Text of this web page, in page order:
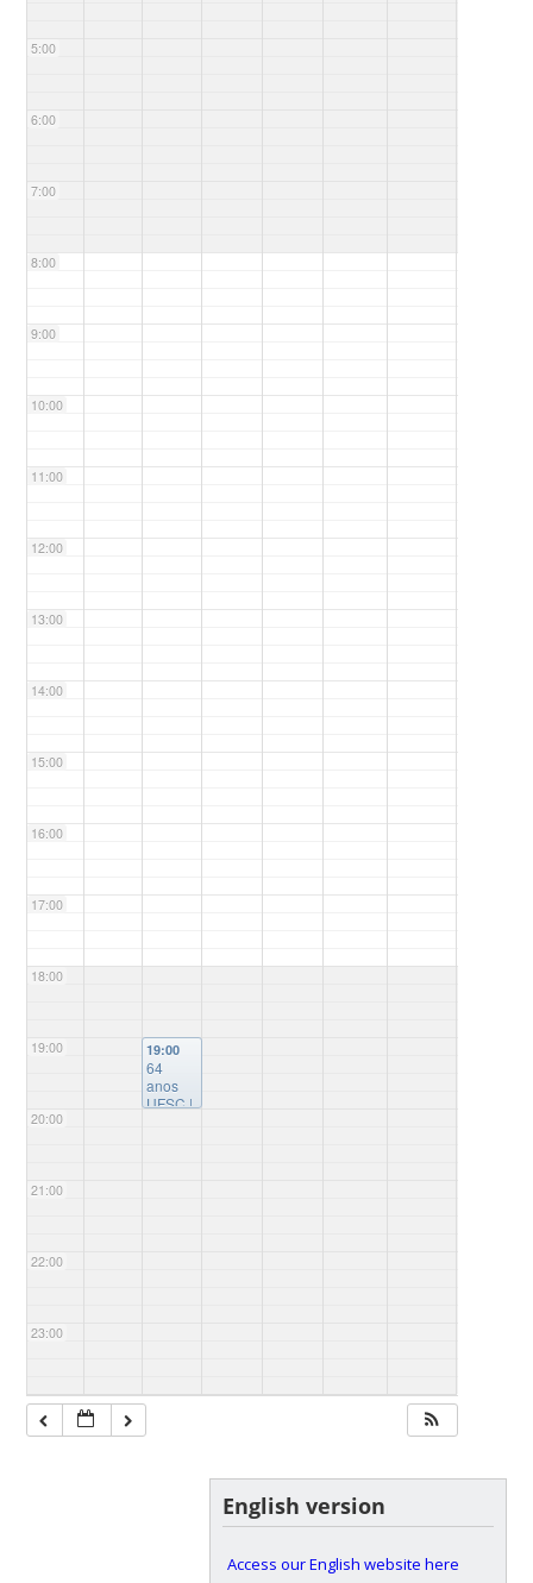
5:00
6:00
7:00
8:00
9:00
10:00
11:00
12:00
13:00
14:00
15:00
16:00
17:00
18:00
19:00
20:00
21:00
22:00
23:00
19:00
64
anos
UFSC |
English version
Access our English website here